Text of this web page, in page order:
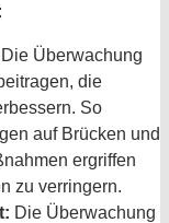
Die Überwachung
die
So
auf Brücken und
ergriffen
zu verringern.
Die Überwachung